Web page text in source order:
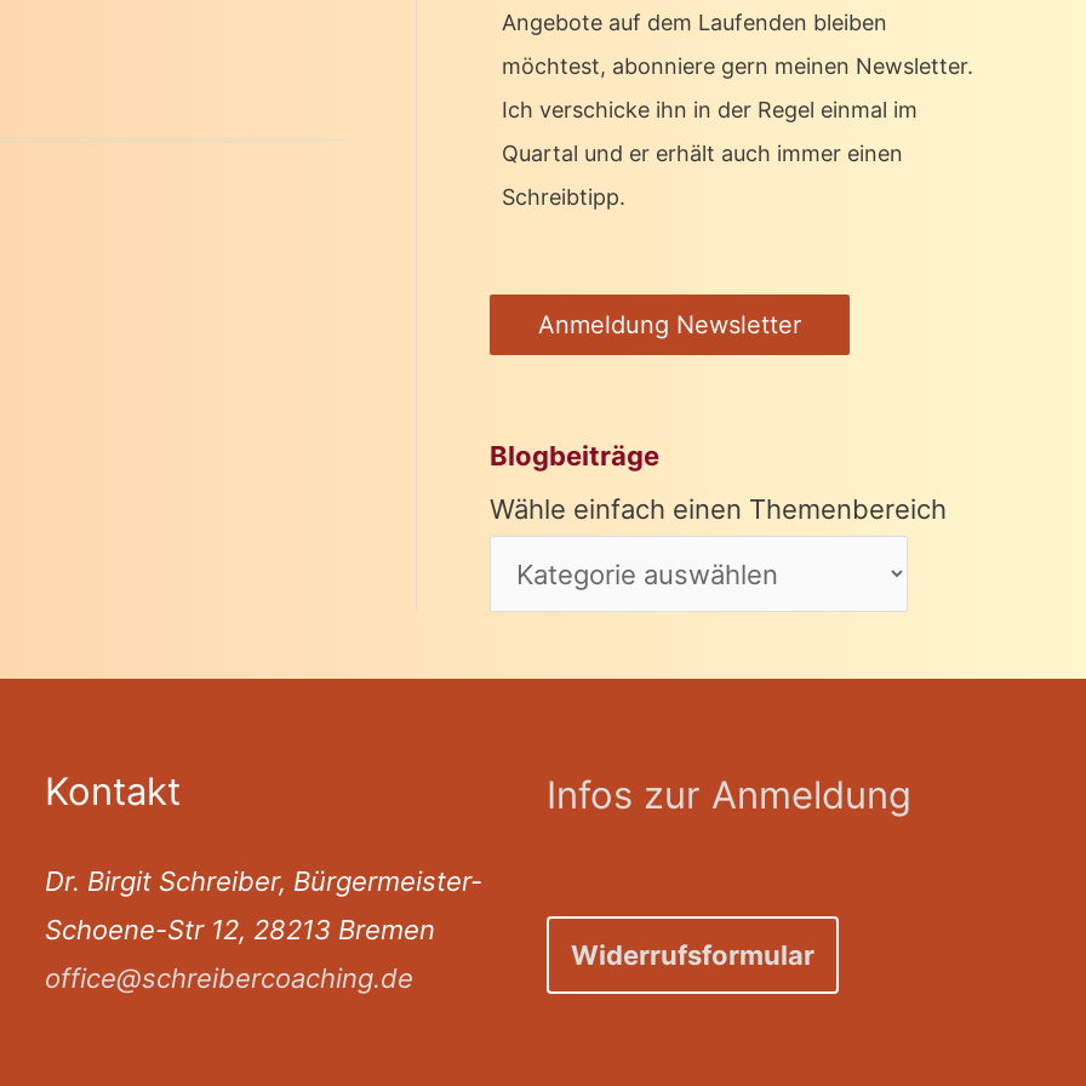
Angebote auf dem Laufenden bleiben
möchtest, abonniere gern meinen Newsletter.
Ich verschicke ihn in der Regel einmal im
Quartal und er erhält auch immer einen
Schreibtipp.
Anmeldung Newsletter
Blogbeiträge
Wähle einfach einen Themenbereich
Kontakt
Dr. Birgit Schreiber, Bürgermeister-
Schoene-Str 12, 28213 Bremen
office@schreibercoaching.de
Infos zur Anmeldung
Widerrufsformular